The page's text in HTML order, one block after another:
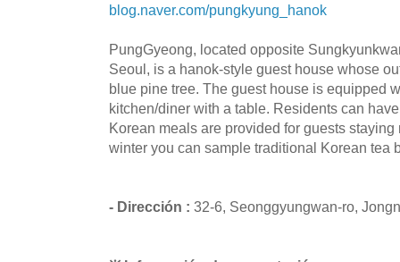
blog.naver.com/pungkyung_hanok
PungGyeong, located opposite
Seoul, is a hanok-style guest house whose
blue pine tree. The guest house is equipped
kitchen/diner with a table. Residents can
Korean meals are provided for guests staying
winter you can sample traditional Korean tea
- Dirección : 32-6, Seonggyungwan-ro,